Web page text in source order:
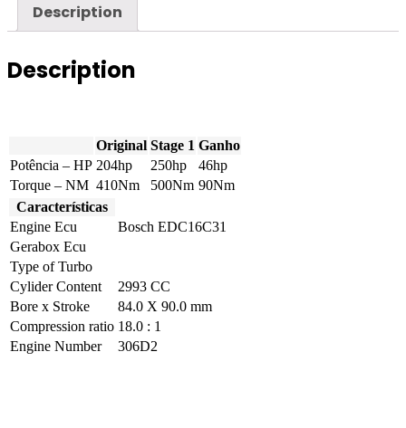
quantity
Description
Description
Original Stage 1 Ganho
Potência – HP 204hp 250hp
46hp
Torque – NM 410Nm 500Nm 90Nm
Características
Engine Ecu
Bosch EDC16C31
Gerabox Ecu
Type of Turbo
Cylider Content
2993 CC
Bore x Stroke
84.0 X 90.0 mm
Compression ratio 18.0 : 1
Engine Number
306D2